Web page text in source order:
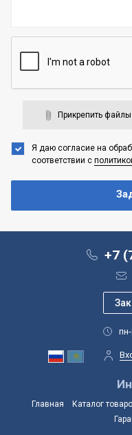
Прикрепить
Я даю согласие на
соответствии с
+7
Главная Каталог